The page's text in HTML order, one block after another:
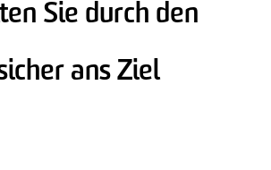
Sie durch den
ans Ziel